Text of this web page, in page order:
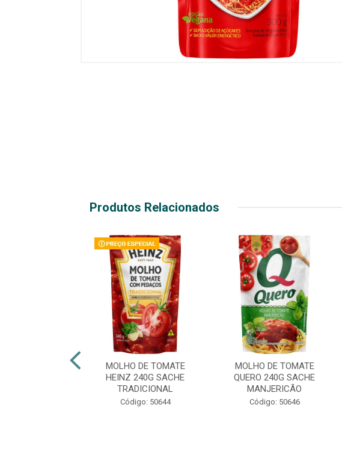
Produtos Relacionados
MOLHO DE TOMATE
HEINZ 240G SACHE
TRADICIONAL
Código: 50644
MOLHO DE TOMATE
QUERO 240G SACHE
MANJERICÃO
Código: 50646